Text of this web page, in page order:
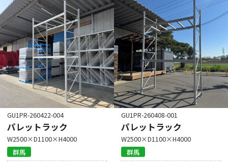
GU1PR-260422-004
パレットラック
W2500×D1100×H4000
群馬
GU1PR-260408-001
パレットラック
W2500×D1100×H4000
群馬